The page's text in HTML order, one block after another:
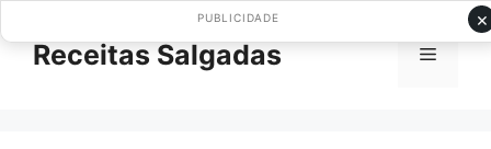
paraReceitas Salgadas Menu
×
PUBLICIDADE